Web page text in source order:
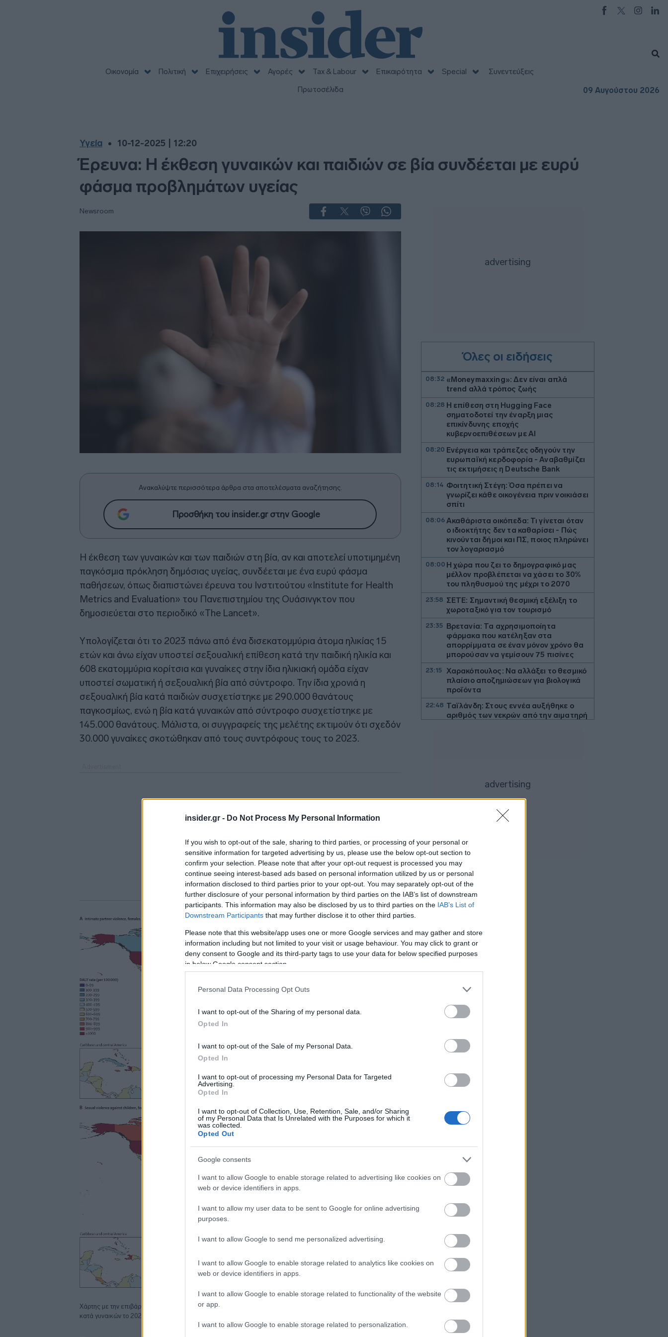
insider.gr - Do Not Process My Personal Information
If you wish to opt-out of the sale, sharing to third parties, or processing of your personal or
sensitive information for targeted advertising by us, please use the below opt-out section to
confirm your selection. Please note that after your opt-out request is processed you may
continue seeing interest-based ads based on personal information utilized by us or personal
information disclosed to third parties prior to your opt-out. You may separately opt-out of the
further disclosure of your personal information by third parties on the IAB’s list of downstream
participants. This information may also be disclosed by us to third parties on the IAB’s List of
Downstream Participants that may further disclose it to other third parties.
Please note that this website/app uses one or more Google services and may gather and store
information including but not limited to your visit or usage behaviour. You may click to grant or
deny consent to Google and its third-party tags to use your data for below specified purposes
in below Google consent section.
Personal Data Processing Opt Outs
I want to opt-out of the Sharing of my personal data.
Opted In
I want to opt-out of the Sale of my Personal Data.
Opted In
I want to opt-out of processing my Personal Data for Targeted
Advertising.
Opted In
I want to opt-out of Collection, Use, Retention, Sale, and/or Sharing
of my Personal Data that Is Unrelated with the Purposes for which it
was collected.
Opted Out
Google consents
I want to allow Google to enable storage related to advertising like cookies on
web or device identifiers in apps.
I want to allow my user data to be sent to Google for online advertising
purposes.
I want to allow Google to send me personalized advertising.
I want to allow Google to enable storage related to analytics like cookies on
web or device identifiers in apps.
I want to allow Google to enable storage related to functionality of the website
or app.
I want to allow Google to enable storage related to personalization.
Οικονομία Πολιτική Επιχειρήσεις Αγορές Tax & Labour Επικαιρότητα Special
Συνεντεύξεις
Πρωτοσέλιδα
09 Αυγούστου 2026
Υγεία 10-12-2025 | 12:20
Έρευνα: Η έκθεση γυναικών και παιδιών σε βία συνδέεται με ευρύ
φάσμα προβλημάτων υγείας
Newsroom
Ανακαλύψτε περισσότερα άρθρα στα αποτελέσματα αναζήτησης.
Προσθήκη του insider.gr στην Google
Η έκθεση των γυναικών και των παιδιών στη βία, αν και αποτελεί υποτιμημένη
παγκόσμια πρόκληση δημόσιας υγείας, συνδέεται με ένα ευρύ φάσμα
παθήσεων, όπως διαπιστώνει έρευνα του Ινστιτούτου «Institute for Health
Metrics and Evaluation» του Πανεπιστημίου της Ουάσινγκτον που
δημοσιεύεται στο περιοδικό «The Lancet».
Υπολογίζεται ότι το 2023 πάνω από ένα δισεκατομμύρια άτομα ηλικίας 15
ετών και άνω είχαν υποστεί σεξουαλική επίθεση κατά την παιδική ηλικία και
608 εκατομμύρια κορίτσια και γυναίκες στην ίδια ηλικιακή ομάδα είχαν
υποστεί σωματική ή σεξουαλική βία από σύντροφο. Την ίδια χρονιά η
σεξουαλική βία κατά παιδιών συσχετίστηκε με 290.000 θανάτους
παγκοσμίως, ενώ η βία κατά γυναικών από σύντροφο συσχετίστηκε με
145.000 θανάτους. Μάλιστα, οι συγγραφείς της μελέτης εκτιμούν ότι σχεδόν
30.000 γυναίκες σκοτώθηκαν από τους συντρόφους τους το 2023.
Χάρτης με την επιβάρυνση λόγω πρόωρου θανάτου και αναπηρίας ως αποτέλεσμα της βίας από συντρόφους
κατά γυναικών το 2023. Credit: The Lancet/IHME
Όλες οι ειδήσεις
08:32 «Moneymaxxing»: Δεν είναι απλά
trend αλλά τρόπος ζωής
08:28 Η επίθεση στη Hugging Face
σηματοδοτεί την έναρξη μιας
επικίνδυνης εποχής
κυβερνοεπιθέσεων με AI
08:20 Ενέργεια και τράπεζες οδηγούν την
ευρωπαϊκή κερδοφορία - Αναβαθμίζει
τις εκτιμήσεις η Deutsche Bank
08:14 Φοιτητική Στέγη: Όσα πρέπει να
γνωρίζει κάθε οικογένεια πριν νοικιάσει
σπίτι
08:06 Ακαθάριστα οικόπεδα: Τι γίνεται όταν
ο ιδιοκτήτης δεν τα καθαρίσει - Πώς
κινούνται δήμοι και ΠΣ, ποιος πληρώνει
τον λογαριασμό
08:00 Η χώρα που ζει το δημογραφικό μας
μέλλον προβλέπεται να χάσει το 30%
του πληθυσμού της μέχρι το 2070
23:58 ΣΕΤΕ: Σημαντική θεσμική εξέλιξη το
χωροταξικό για τον τουρισμό
23:35 Βρετανία: Τα αχρησιμοποίητα
φάρμακα που κατέληξαν στα
απορρίμματα σε έναν μόνον χρόνο θα
μπορούσαν να γεμίσουν 75 πισίνες
23:15
Χαρακόπουλος: Να αλλάξει το θεσμικό
πλαίσιο αποζημιώσεων για βιολογικά
προϊόντα
22:48 Ταϊλάνδη: Στους εννέα αυξήθηκε ο
αριθμός των νεκρών από την αιματηρή
δημιουργήθηκε ένας μοναδικός χώρος
Ποια είναι η δουλειά του υπολογιστικού
γλωσσολόγου στην εποχή της ΤΝ και
αγορά;
21:00 Δύο συλλήψεις στην Κορινθία και μία
στη Λέσβο για πρόκληση πυρκαγιών
από αμέλεια
20:50 Πάρος: Χωρίς τις αισθήσεις του
ανασύρθηκε από πισίνα beach bar
ισραηλινή εισβολή σε ένα χωριό του
νότου παρά την ανάπτυξη του
λιβανικού στρατού
20:31 Δήμος Αθηναίων: Καλεί τους πολίτες
εξωτερικούς χώρους που μπορεί να
Θρήνος για τον Μέσι: Πέθανε ο
Χαμάς: Δηλώνει έτοιμη να εφαρμόσει
το ειρηνευτικό σχέδιο των ΗΠΑ για τη
Συνελήφθησαν 49χρονος και
37χρονος, μέλη της ρωσόφωνης
ΗΠΑ: Οι Δημοκρατικοί έτοιμοι να
πλαγιοκοπήσουν τον Τραμπ αν
19:00 Brexit: Δέκα χρόνια διχασμού και το
ερώτημα που επιστρέφει - Ώρα για την
18:44
ΕΛΑΣ: Συνελήφθησαν 3 άτομα για
μέσω της υδροπονικής μεθόδου
Λιβύη: Περιορίστηκε η διαρροή στον
Θεσσαλονίκη:Σε ύφεση η πυρκαγιά
ΕΛΓΕΚΑ: Προληπτική ανάκληση
17:55
Καστοριά: Νεκρή μεγαλόσωμη
αρκούδα πιθανόν από πυροβολισμό
Ιράν: Η συμφωνία με το Ομάν δεν είναι
αρκετή για να ανοίξει το Ορμούζ